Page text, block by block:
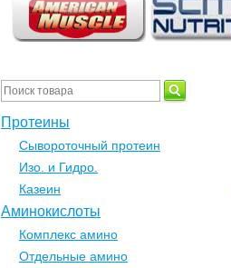
Протеины
Сывороточный протеин
Изо. и Гидро.
Казеин
Аминокислоты
Комплекс амино
Отдельные амино